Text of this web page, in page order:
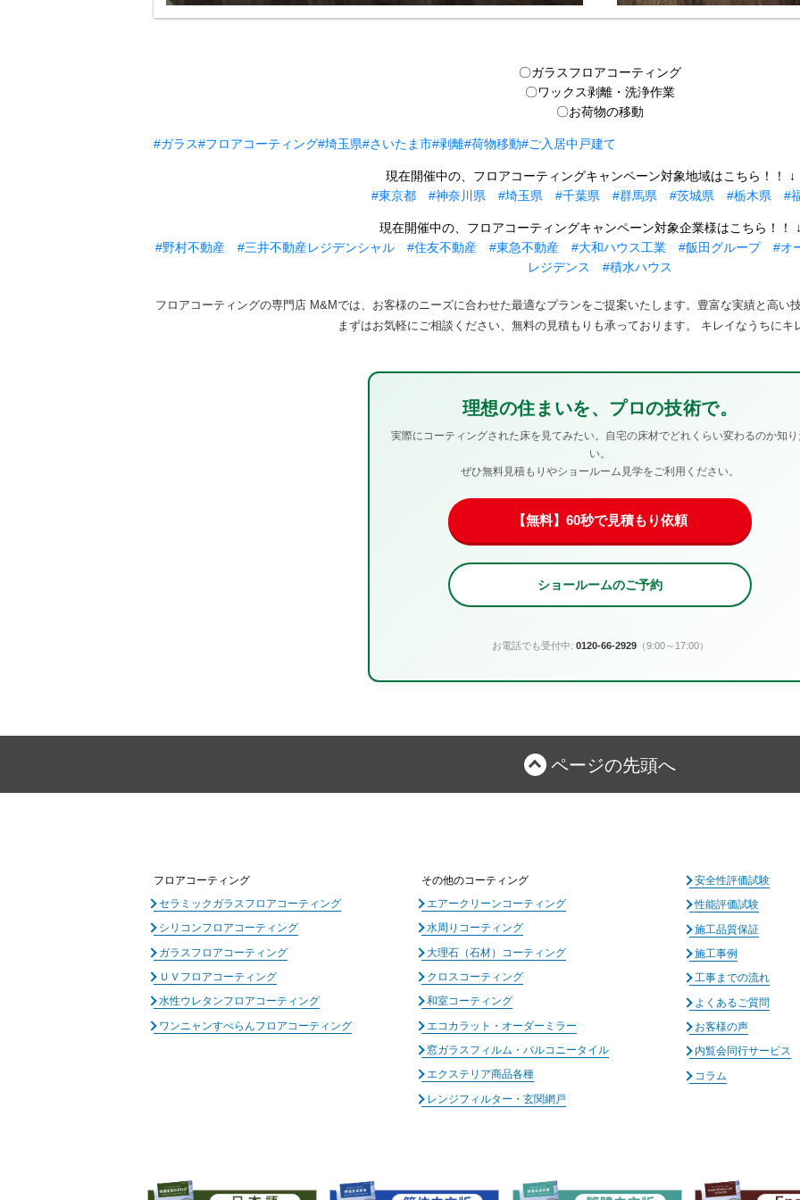
〇ガラスフロアコーティング
〇ワックス剥離・洗浄作業
〇お荷物の移動
#ガラス#フロアコーティング#埼玉県#さいたま市#剥離#荷物移動#ご入居中戸建て
現在開催中の、フロアコーティングキャンペーン対象地域はこちら！！ ↓
#東京都
#神奈川県 #埼玉県 #千葉県 #群馬県 #茨城県 #栃木県 #
現在開催中の、フロアコーティングキャンペーン対象企業様はこちら！！
#野村不動産
#三井不動産レジデンシャル #住友不動産 #東急不動産 #大和ハウス工業 #飯田グループ
#オ
レジデンス
#積水ハウス
フロアコーティングの専門店 M&Mでは、お客様のニーズに合わせた最適なプランをご提案いたします。豊富な実績と高い
まずはお気軽にご相談ください、無料の見積もりも承っております。 キレイなうちにキ
理想の住まいを、プロの技術で。
実際にコーティングされた床を見てみたい。自宅の床材でどれくらい変わるのか知
い。
ぜひ無料見積もりやショールーム見学をご利用ください。
【無料】60秒で見積もり依頼
ショールームのご予約
お電話でも受付中: 0120-66-2929（9:00～17:00）
ページの先頭へ
フロアコーティング
セラミックガラスフロアコーティング
シリコンフロアコーティング
ガラスフロアコーティング
ＵＶフロアコーティング
水性ウレタンフロアコーティング
ワンニャンすべらんフロアコーティング
その他のコーティング
エアークリーンコーティング
水周りコーティング
大理石（石材）コーティング
クロスコーティング
和室コーティング
エコカラット・オーダーミラー
窓ガラスフィルム・バルコニータイル
エクステリア商品各種
レンジフィルター・玄関網戸
安全性評価試験
性能評価試験
施工品質保証
施工事例
工事までの流れ
よくあるご質問
お客様の声
内覧会同行サービス
コラム